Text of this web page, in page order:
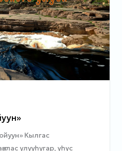
Кылгас
улууһугар, үһүс